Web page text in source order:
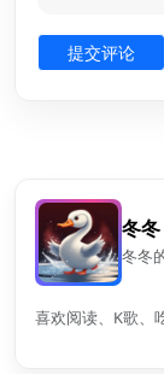
冬冬
冬冬
喜欢阅读、K歌、